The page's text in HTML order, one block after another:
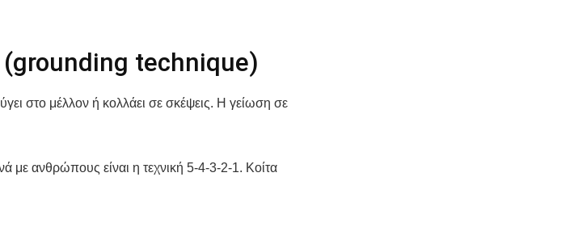
technique)
στο μέλλον ή κολλάει σε σκέψεις. Η γείωση σε
με ανθρώπους είναι η τεχνική 5-4-3-2-1. Κοίτα